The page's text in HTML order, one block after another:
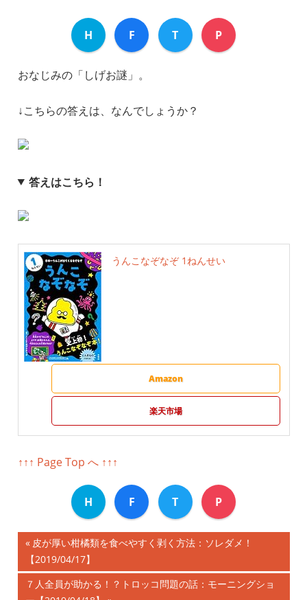
H F T P
おなじみの「しげお謎」。
↓こちらの答えは、なんでしょうか？
答えはこちら！
うんこなぞなぞ 1ねんせい
Amazon
楽天市場
↑↑↑ Page Top へ ↑↑↑
H F T P
投
稿
前
の
記
事:
皮が厚い柑橘類を食べやすく剥く方法：ソレダメ！
【2019/04/17】
次
７人全員が助かる！？トロッコ問題の話：モーニングショ